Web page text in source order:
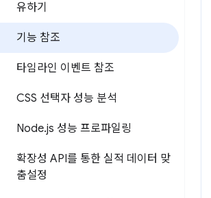
유하기
기능 참조
타임라인 이벤트 참조
CSS 선택자 성능 분석
Node.js 성능 프로파일링
확장성 API를 통한 실적 데이터 맞
춤설정